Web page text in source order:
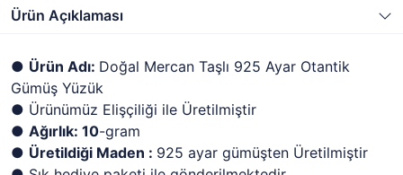
Ürün Açıklaması
● Ürün Adı: Doğal Mercan Taşlı 925 Ayar Otantik
Gümüş Yüzük
● Ürünümüz Elişçiliği ile Üretilmiştir
● Ağırlık: 10-gram
● Üretildiği Maden : 925 ayar gümüşten Üretilmiştir